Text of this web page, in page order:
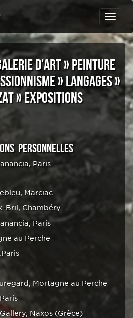
D'ART»PEINTURE
»LANGAGES»
»EXPOSITIONS
PERSONNELLES
Paris
Marciac
Bril, Chambéry
Paris
au Perche
Mortagne au Perche
Naxos (Grèce)